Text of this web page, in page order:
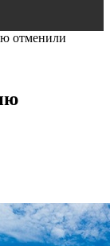
отменили